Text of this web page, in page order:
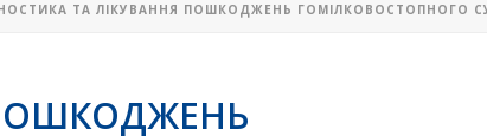
ТА ЛІКУВАННЯ ПОШКОДЖЕНЬ ГОМІЛКОВОСТОПНОГО